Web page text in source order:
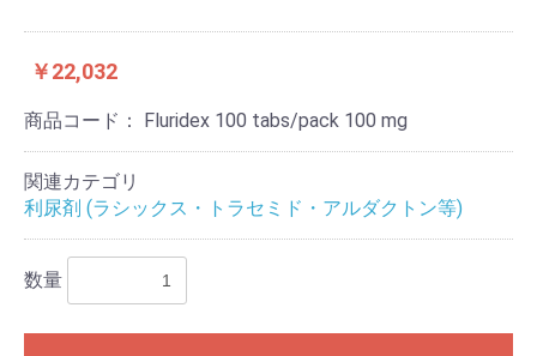
￥22,032
商品コード： Fluridex 100 tabs/pack 100 mg
関連カテゴリ
利尿剤 (ラシックス・トラセミド・アルダクトン等)
数量